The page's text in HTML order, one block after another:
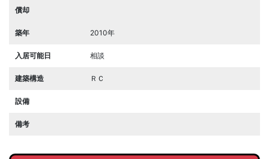
償却
築年 2010年
入居可能日 相談
建築構造 ＲＣ
設備
備考